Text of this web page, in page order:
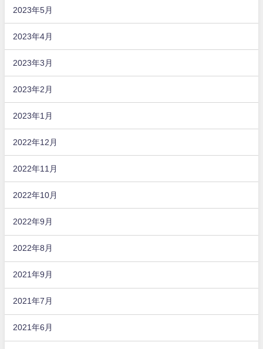
2023年5月
2023年4月
2023年3月
2023年2月
2023年1月
2022年12月
2022年11月
2022年10月
2022年9月
2022年8月
2021年9月
2021年7月
2021年6月